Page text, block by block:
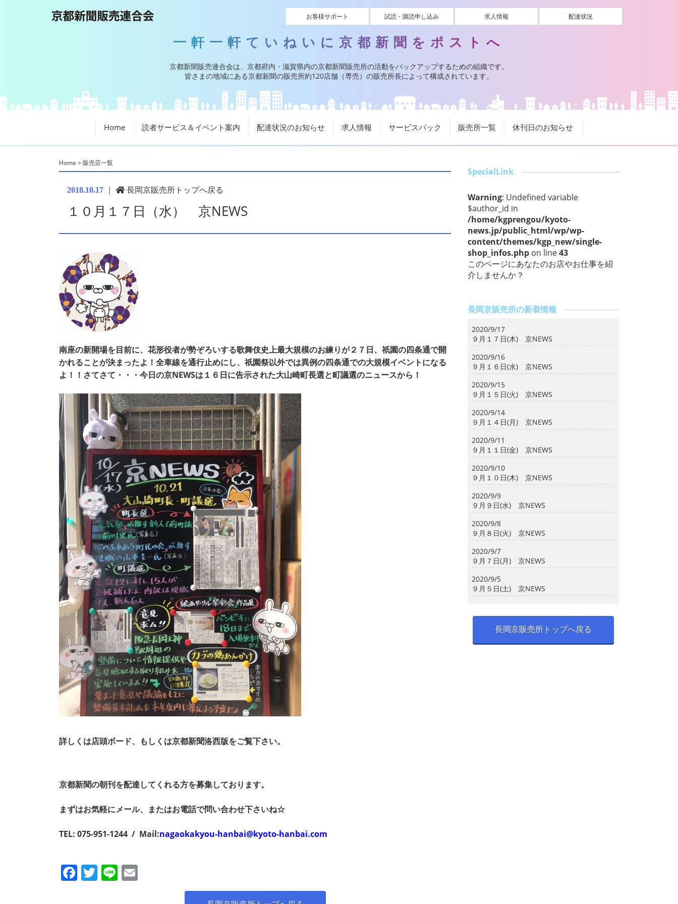
お客様サポート 試読・購読申し込み 求人情報 配達状況
一軒一軒ていねいに京都新聞をポストへ
京都新聞販売連合会は、京都府内・滋賀県内の京都新聞販売所の活動をバックアップするための組織です。
皆さまの地域にある京都新聞の販売所約120店舗（専売）の販売所長によって構成されています。
Home 読者サービス＆イベント案内 配達状況のお知らせ 求人情報 サービスパック 販売所一覧 休刊日のお知らせ
Home >販売店一覧
2018.10.17 ｜ 長岡京販売所トップへ戻る
１０月１７日（水） 京NEWS
南座の新開場を目前に、花形役者が勢ぞろいする歌舞伎史上最大規模のお練りが２７日、祇園の四条通で開
かれることが決まったよ！全車線を通行止めにし、祇園祭以外では異例の四条通での大規模イベントになる
よ！！さてさて・・・今日の京NEWSは１６日に告示された大山崎町長選と町議選のニュースから！
詳しくは店頭ボード、もしくは京都新聞洛西版をご覧下さい。
京都新聞の朝刊を配達してくれる方を募集しております。
まずはお気軽にメール、またはお電話で問い合わせ下さいね☆
TEL: 075-951-1244 / Mail:nagaokakyou-hanbai@kyoto-hanbai.com
F T Li
SpecialLink
Warning: Undefined variable
$author_id in
/home/kgprengou/kyoto-
news.jp/public_html/wp/wp-
content/themes/kgp_new/single-
shop_infos.php on line43
このページにあなたのお店やお仕事を紹
介しませんか？
長岡京販売所の新着情報
2020/9/17
９月１７日(木) 京NEWS
2020/9/16
９月１６日(水) 京NEWS
2020/9/15
９月１５日(火) 京NEWS
2020/9/14
９月１４日(月) 京NEWS
2020/9/11
９月１１日(金) 京NEWS
2020/9/10
９月１０日(木) 京NEWS
2020/9/9
９月９日(水) 京NEWS
2020/9/8
９月８日(火) 京NEWS
2020/9/7
９月７日(月) 京NEWS
2020/9/5
９月５日(土) 京NEWS
長岡京販売所トップへ戻る